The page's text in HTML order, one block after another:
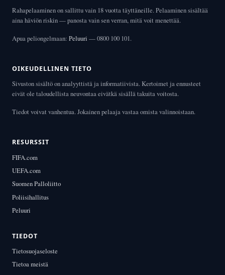
Rahapelaaminen on sallittu vain 18 vuotta täyttäneille. Pelaaminen sisältää
aina häviön riskin — panosta vain sen verran, mitä voit menettää.
Apua peliongelmaan: Peluuri — 0800 100 101.
OIKEUDELLINEN TIETO
Sivuston sisältö on analyyttistä ja informatiivista. Kertoimet ja ennusteet
eivät ole taloudellista neuvontaa eivätkä sisällä takuita voitosta.
Tiedot voivat vanhentua. Jokainen pelaaja vastaa omista valinnoistaan.
RESURSSIT
FIFA.com
UEFA.com
Suomen Palloliitto
Poliisihallitus
Peluuri
TIEDOT
Tietosuojaseloste
Tietoa meistä